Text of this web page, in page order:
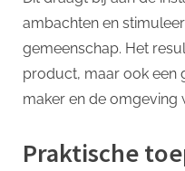
ambachten en
gemeenschap. Het
product, maar ook een
maker en de omgeving
Praktische